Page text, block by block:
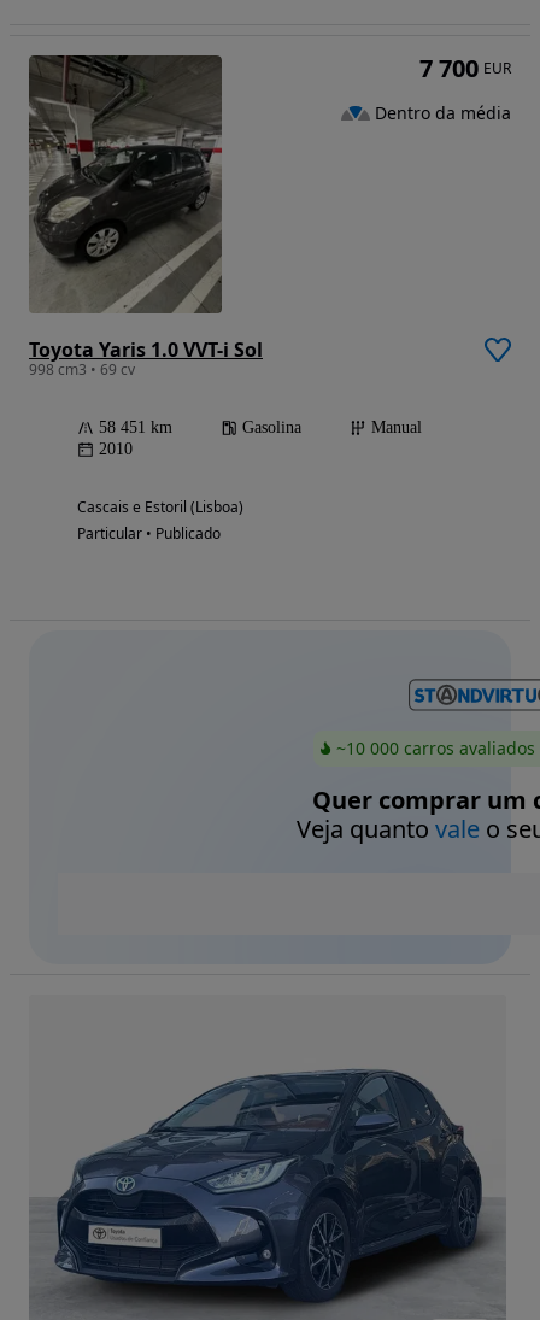
Toyota Yaris 1.0 VVT-i Sol
998 cm3 • 69 cv
58 451 km Gasolina
Manual
2010
Cascais e Estoril (Lisboa)
Particular • Publicado
7 700 EUR
Dentro da média
~10 000 carros
Quer comprar um
Veja quanto valeo